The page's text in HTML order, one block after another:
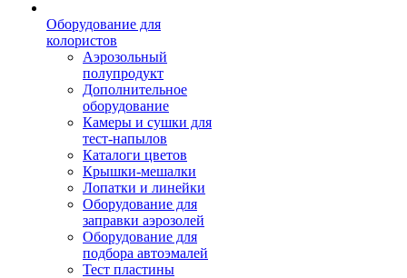
Оборудование для
колористов
Аэрозольный
полупродукт
Дополнительное
оборудование
Камеры и сушки для
тест-напылов
Каталоги цветов
Крышки-мешалки
Лопатки и линейки
Оборудование для
заправки аэрозолей
Оборудование для
подбора автоэмалей
Тест пластины